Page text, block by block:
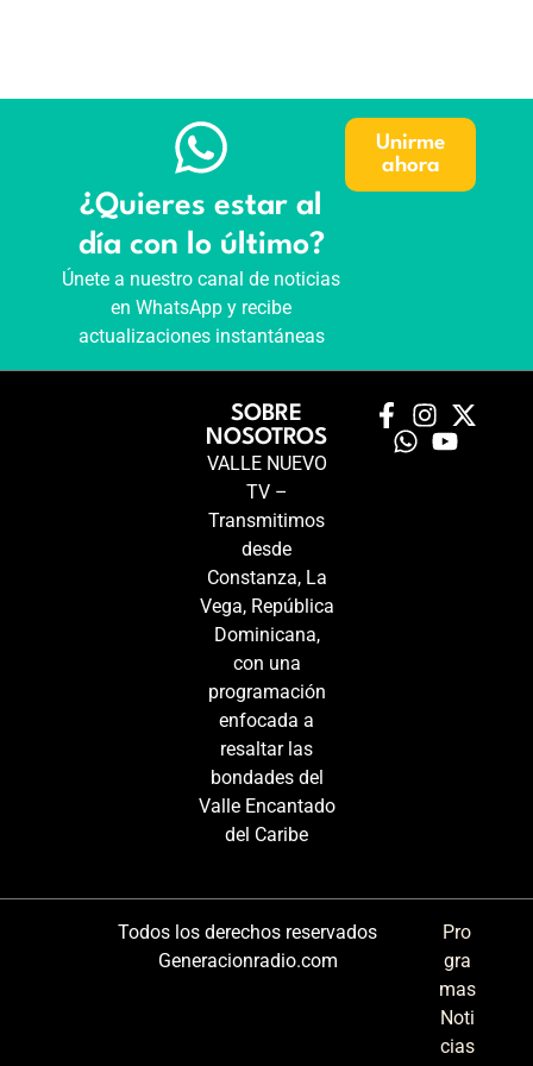
¿Quieres estar al
día con lo último?
Únete a nuestro canal de noticias
en WhatsApp y recibe
actualizaciones instantáneas
Unirme
ahora
SOBRE
NOSOTROS
VALLE NUEVO
TV –
Transmitimos
desde
Constanza, La
Vega, República
Dominicana,
con una
programación
enfocada a
resaltar las
bondades del
Valle Encantado
del Caribe
Todos los derechos reservados
Generacionradio.com
Pro
gra
mas
Noti
cias